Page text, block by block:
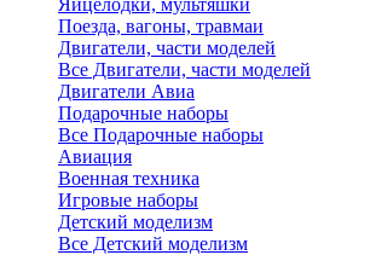
Яйцелодки, мультяшки
Поезда, вагоны, травмаи
Двигатели, части моделей
Все Двигатели, части моделей
Двигатели Авиа
Подарочные наборы
Все Подарочные наборы
Авиация
Военная техника
Игровые наборы
Детский моделизм
Все Детский моделизм